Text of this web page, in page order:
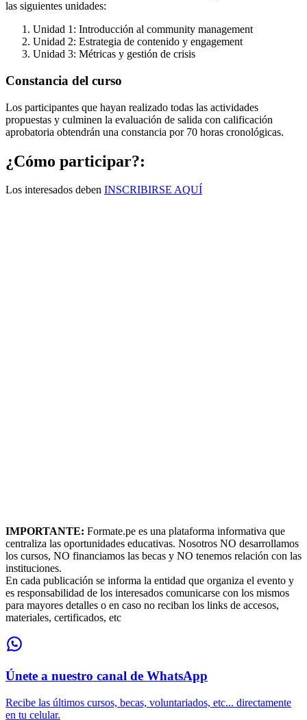
las siguientes unidades:
Unidad 1: Introducción al community management
Unidad 2: Estrategia de contenido y engagement
Unidad 3: Métricas y gestión de crisis
Constancia del curso
Los participantes que hayan realizado todas las actividades
propuestas y culminen la evaluación de salida con calificación
aprobatoria obtendrán una constancia por 70 horas cronológicas.
¿Cómo participar?:
Los interesados deben INSCRIBIRSE AQUÍ
IMPORTANTE: Formate.pe es una plataforma informativa que
centraliza las oportunidades educativas. Nosotros NO desarrollamos
los cursos, NO financiamos las becas y NO tenemos relación con las
instituciones.
En cada publicación se informa la entidad que organiza el evento y
es responsabilidad de los interesados comunicarse con los mismos
para mayores detalles o en caso no reciban los links de accesos,
materiales, certificados, etc
Únete a nuestro canal de WhatsApp
Recibe las últimos cursos, becas, voluntariados, etc... directamente
en tu celular.